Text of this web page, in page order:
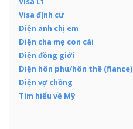
Visa định cư
Diện anh chị em
Diện cha mẹ con cái
Diện đồng giới
Diện hôn phu/hôn thê (fiance)
Diện vợ chồng
Tìm hiểu về Mỹ